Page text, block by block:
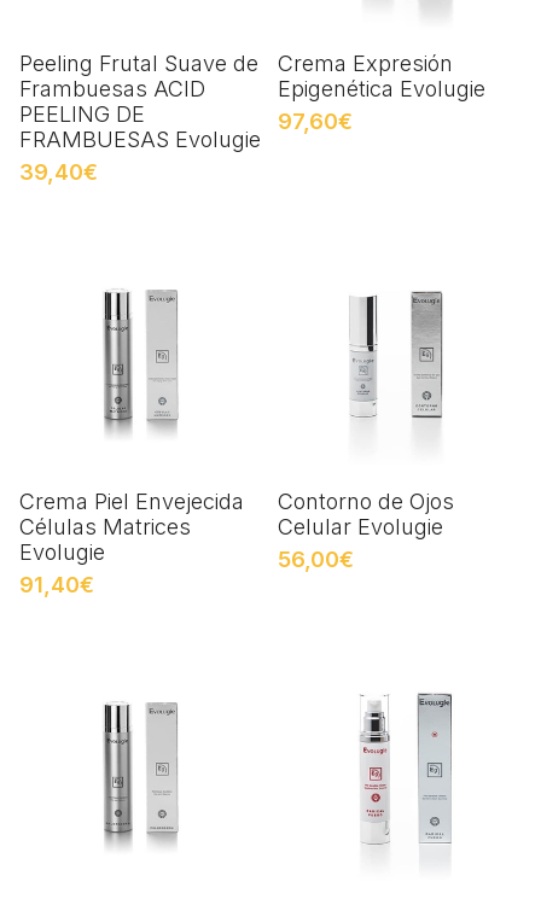
Peeling Frutal Suave de
Frambuesas ACID
PEELING DE
FRAMBUESAS Evolugie
39,40€
Crema Expresión
Epigenética Evolugie
97,60€
Crema Piel Envejecida
Células Matrices
Evolugie
91,40€
Contorno de Ojos
Celular Evolugie
56,00€